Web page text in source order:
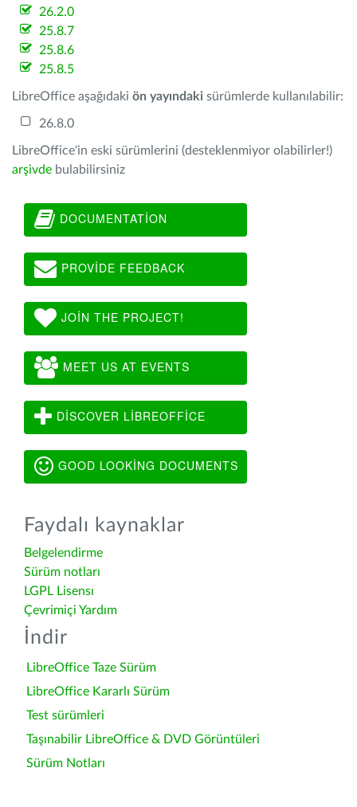
26.2.0
25.8.7
25.8.6
25.8.5
LibreOffice aşağıdaki ön yayındaki sürümlerde kullanılabilir:
26.8.0
LibreOffice'in eski sürümlerini (desteklenmiyor olabilirler!)
arşivde bulabilirsiniz
DOCUMENTATION
PROVIDE FEEDBACK
JOIN THE PROJECT!
MEET US AT EVENTS
DISCOVER LIBREOFFICE
GOOD LOOKING DOCUMENTS
Faydalı kaynaklar
Belgelendirme
Sürüm notları
LGPL Lisensı
Çevrimiçi Yardım
İndir
LibreOffice Taze Sürüm
LibreOffice Kararlı Sürüm
Test sürümleri
Taşınabilir LibreOffice & DVD Görüntüleri
Sürüm Notları